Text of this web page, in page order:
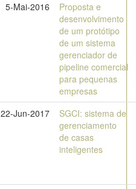
5-Mai-2016
Proposta e
desenvolvimento
de um protótipo
de um sistema
gerenciador de
pipeline comercial
para pequenas
empresas
22-Jun-2017
SGCI: sistema de
gerenciamento
de casas
inteligentes